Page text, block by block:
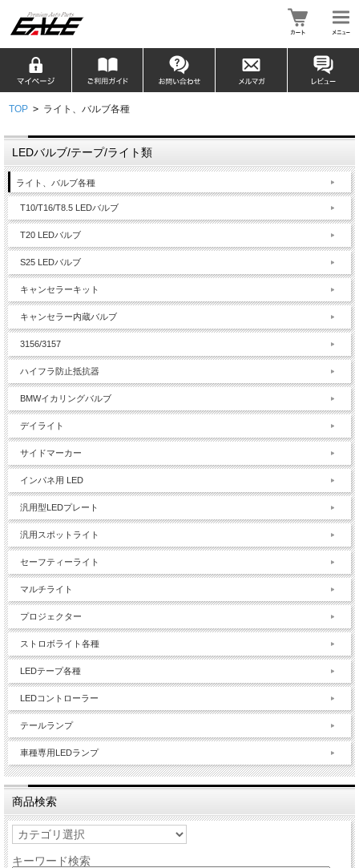
TOP > ライト、バルブ各種
LEDバルブ/テープ/ライト類
ライト、バルブ各種
T10/T16/T8.5 LEDバルブ
T20 LEDバルブ
S25 LEDバルブ
キャンセラーキット
キャンセラー内蔵バルブ
3156/3157
ハイフラ防止抵抗器
BMWイカリングバルブ
デイライト
サイドマーカー
インパネ用 LED
汎用型LEDプレート
汎用スポットライト
セーフティーライト
マルチライト
プロジェクター
ストロボライト各種
LEDテープ各種
LEDコントローラー
テールランプ
車種専用LEDランプ
商品検索
キーワード検索